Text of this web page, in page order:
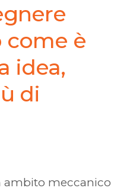
come è
idea,
di
ambito meccanico